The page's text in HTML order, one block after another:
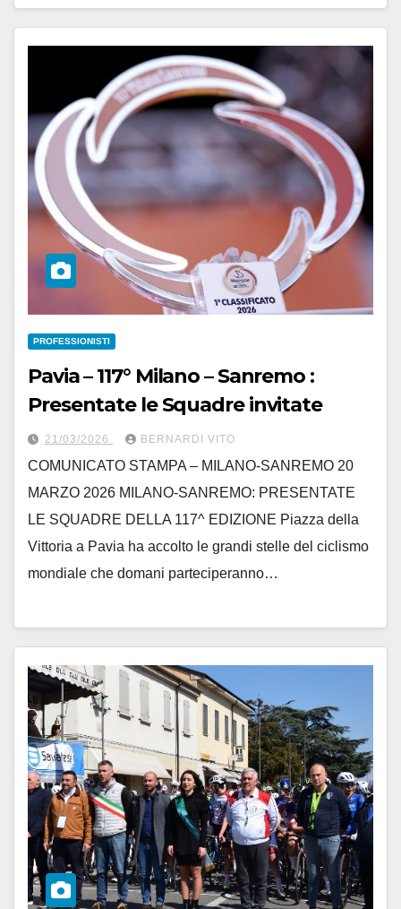
PROFESSIONISTI
Pavia – 117° Milano – Sanremo :
Presentate le Squadre invitate
21/03/2026 BERNARDI VITO
COMUNICATO STAMPA – MILANO-SANREMO 20
MARZO 2026 MILANO-SANREMO: PRESENTATE
LE SQUADRE DELLA 117^ EDIZIONE Piazza della
Vittoria a Pavia ha accolto le grandi stelle del ciclismo
mondiale che domani parteciperanno…